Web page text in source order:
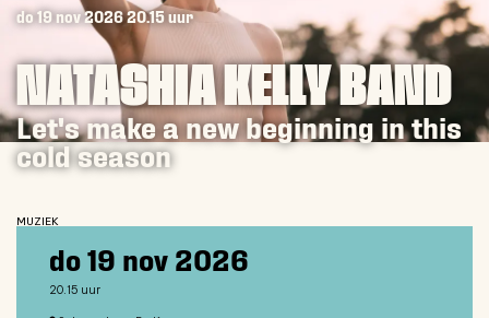
NATASHIA KELLY BAND
Let's make a new beginning in this
cold season
do 19 nov 202620.15 uur
MUZIEK
do 19 nov 2026
20.15 uur